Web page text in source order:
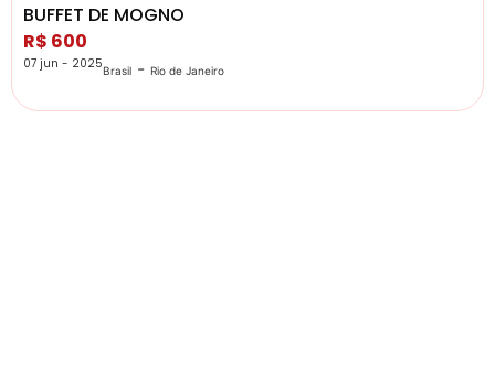
BUFFET DE MOGNO
R$ 600
07 jun - 2025Brasil - Rio de Janeiro